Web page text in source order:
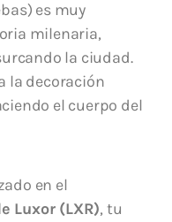
es muy
milenaria,
la ciudad.
la decoración
el cuerpo del
en el
Luxor (LXR), tu